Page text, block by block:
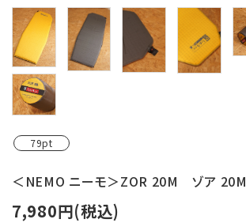
79pt
＜NEMO ニーモ＞ZOR 20M ゾア 20M
7,980円(税込)